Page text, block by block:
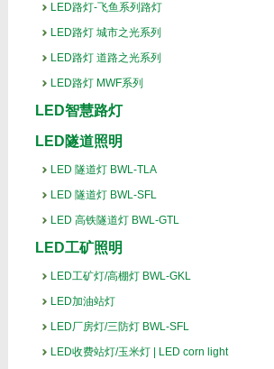
LED路灯-飞鱼系列路灯
LED路灯 城市之光系列
LED路灯 道路之光系列
LED路灯 MWF系列
LED智慧路灯
LED隧道照明
LED 隧道灯 BWL-TLA
LED 隧道灯 BWL-SFL
LED 高铁隧道灯 BWL-GTL
LED工矿照明
LED工矿灯/高棚灯 BWL-GKL
LED加油站灯
LED厂房灯/三防灯 BWL-SFL
LED收费站灯/玉米灯 | LED corn light